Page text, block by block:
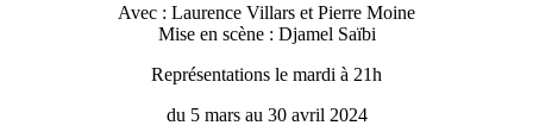
Avec : Laurence Villars et Pierre Moine
Mise en scène : Djamel Saïbi
Représentations le mardi à 21h
du 5 mars au 30 avril 2024